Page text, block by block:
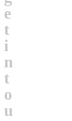
e
t
i
n
t
o
u